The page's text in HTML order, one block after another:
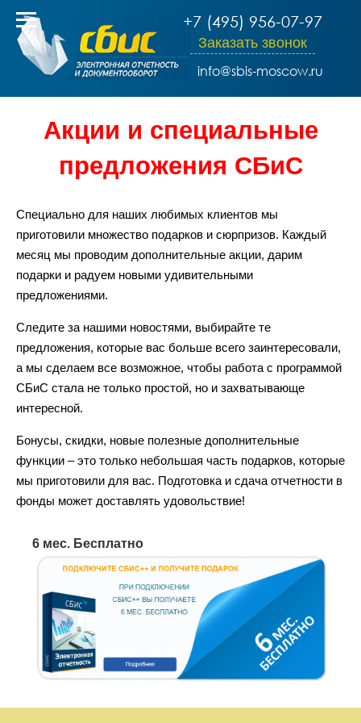
+7 (495) 956-07-97
Заказать звонок
info@sbis-moscow.ru
Акции и специальные
предложения СБиС
Специально для наших любимых клиентов мы
приготовили множество подарков и сюрпризов. Каждый
месяц мы проводим дополнительные акции, дарим
подарки и радуем новыми удивительными
предложениями.
Следите за нашими новостями, выбирайте те
предложения, которые вас больше всего заинтересовали,
а мы сделаем все возможное, чтобы работа с программой
СБиС стала не только простой, но и захватывающе
интересной.
Бонусы, скидки, новые полезные дополнительные
функции – это только небольшая часть подарков, которые
мы приготовили для вас. Подготовка и сдача отчетности в
фонды может доставлять удовольствие!
6 мес. Бесплатно